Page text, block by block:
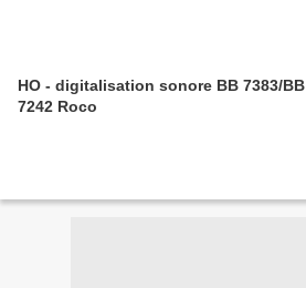
HO - digitalisation sonore BB 7383/BB
7242 Roco